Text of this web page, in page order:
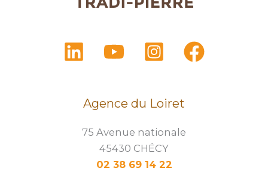
Agence du Loiret
75 Avenue nationale
45430 CHÉCY
02 38 69 14 22